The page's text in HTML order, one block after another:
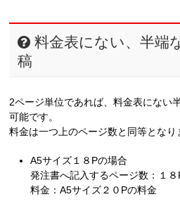
料金表にない、半端
稿
2ページ単位であれば、料金表にない
可能です。
料金は一つ上のページ数と同等となり
A5サイズ１８Pの場合
発注書へ記入するページ数：１８
料金：A5サイズ２０Pの料金